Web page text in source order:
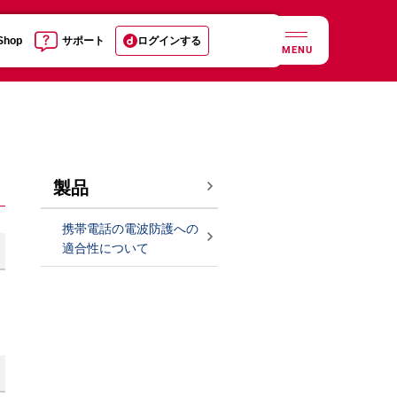
サポート ログインする
MENU
製品
携帯電話の電波防護への
適合性について